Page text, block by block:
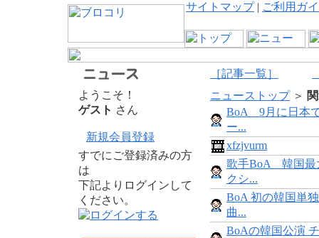
サイトマップ| ご利用ガ
［記事一覧］
ようこそ！
ゲスト さん
新規会員登録
すでにご登録済みの方
は
下記よりログインして
ください。
ニューストップ＞
BoA 9月に日本
ー...
xfzjvurm
歌手BoA 韓国最
クシ...
BoA 初の韓国単
曲...
BoAの韓国公演